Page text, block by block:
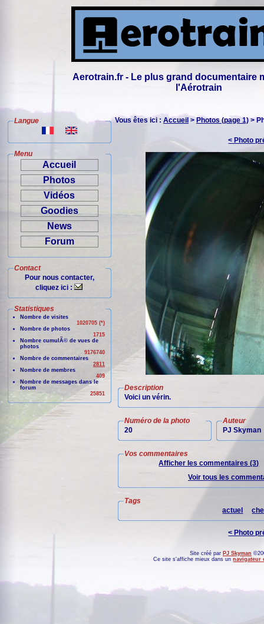
Aerotrain.fr - Le plus grand documentaire
l'Aérotrain
Langue
Menu
Accueil
Photos
Vidéos
Goodies
News
Forum
Contact
Pour nous contacter,
cliquez ici :
Statistiques
Nombre de visites
1020705 (*)
Nombre de photos
1715
Nombre cumulÃ© de vues de
photos
9176740
Nombre de commentaires
2811
Nombre de membres
409
Nombre de messages dans le
forum
25851
Vous êtes ici : Accueil > Photos (page 1)>
< Photo
Description
Voici un vérin.
Numéro de la photo
20
Auteur
PJ Skyman
Vos commentaires
Afficher les commentaires (3)
Voir tous les
Tags
actuel
< Photo
Site créé par PJ Skyman
Ce site s'affiche mieux dans unnavigateur